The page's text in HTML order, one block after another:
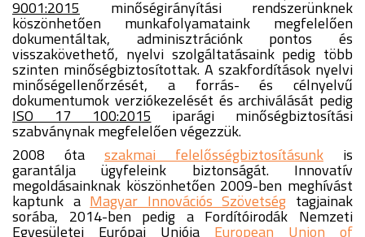
9001:2015 minőségirányítási rendszerünknek
köszönhetően munkafolyamataink megfelelően
dokumentáltak, adminisztrációnk pontos és
visszakövethető, nyelvi szolgáltatásaink pedig több
szinten minőségbiztosítottak. A szakfordítások nyelvi
minőségellenőrzését, a forrás- és célnyelvű
dokumentumok verziókezelését és archiválását pedig
ISO 17 100:2015 iparági minőségbiztosítási
szabványnak megfelelően végezzük.
2008 óta szakmai felelősségbiztosításunk is
garantálja ügyfeleink biztonságát. Innovatív
megoldásainknak köszönhetően 2009-ben meghívást
kaptunk a Magyar Innovációs Szövetség tagjainak
sorába, 2014-ben pedig a Fordítóirodák Nemzeti
Egyesületei Európai Uniója European Union of